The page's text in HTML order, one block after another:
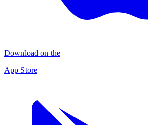
Download on the
App Store